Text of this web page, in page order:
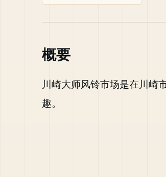
概要
川崎大师风铃市场是在川崎
趣。